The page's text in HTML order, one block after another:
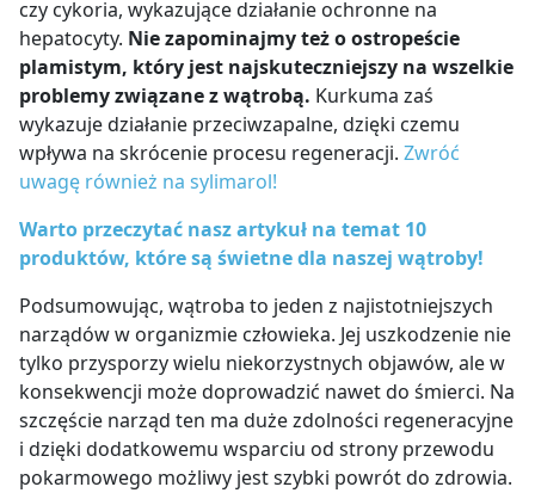
czy cykoria, wykazujące działanie ochronne na
hepatocyty. Nie zapominajmy też o ostropeście
plamistym, który jest najskuteczniejszy na wszelkie
problemy związane z wątrobą. Kurkuma zaś
wykazuje działanie przeciwzapalne, dzięki czemu
wpływa na skrócenie procesu regeneracji. Zwróć
uwagę również na sylimarol!
Warto przeczytać nasz artykuł na temat 10
produktów, które są świetne dla naszej wątroby!
Podsumowując, wątroba to jeden z najistotniejszych
narządów w organizmie człowieka. Jej uszkodzenie nie
tylko przysporzy wielu niekorzystnych objawów, ale w
konsekwencji może doprowadzić nawet do śmierci. Na
szczęście narząd ten ma duże zdolności regeneracyjne
i dzięki dodatkowemu wsparciu od strony przewodu
pokarmowego możliwy jest szybki powrót do zdrowia.